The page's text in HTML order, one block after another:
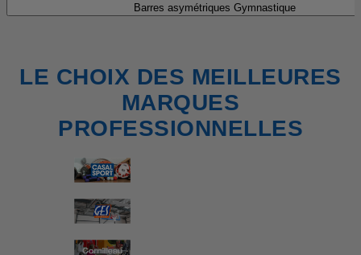
Barres asymétriques Gymnastique
LE CHOIX DES MEILLEURES
MARQUES
PROFESSIONNELLES